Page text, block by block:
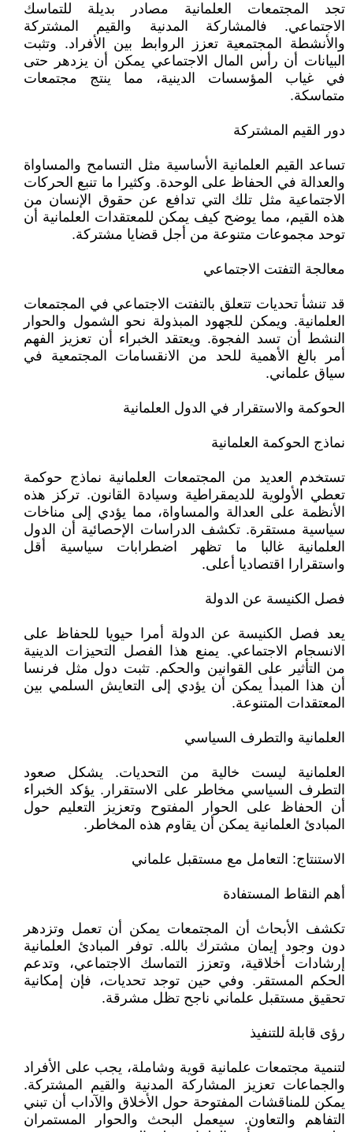
تجد المجتمعات العلمانية مصادر بديلة للتماسك
الاجتماعي. فالمشاركة المدنية والقيم المشتركة
والأنشطة المجتمعية تعزز الروابط بين الأفراد. وتثبت
البيانات أن رأس المال الاجتماعي يمكن أن يزدهر حتى
في غياب المؤسسات الدينية، مما ينتج مجتمعات
متماسكة.
دور القيم المشتركة
تساعد القيم العلمانية الأساسية مثل التسامح والمساواة
والعدالة في الحفاظ على الوحدة. وكثيرا ما تنبع الحركات
الاجتماعية مثل تلك التي تدافع عن حقوق الإنسان من
هذه القيم، مما يوضح كيف يمكن للمعتقدات العلمانية أن
توحد مجموعات متنوعة من أجل قضايا مشتركة.
معالجة التفتت الاجتماعي
قد تنشأ تحديات تتعلق بالتفتت الاجتماعي في المجتمعات
العلمانية. ويمكن للجهود المبذولة نحو الشمول والحوار
النشط أن تسد الفجوة. ويعتقد الخبراء أن تعزيز الفهم
أمر بالغ الأهمية للحد من الانقسامات المجتمعية في
سياق علماني.
الحوكمة والاستقرار في الدول العلمانية
نماذج الحوكمة العلمانية
تستخدم العديد من المجتمعات العلمانية نماذج حوكمة
تعطي الأولوية للديمقراطية وسيادة القانون. تركز هذه
الأنظمة على العدالة والمساواة، مما يؤدي إلى مناخات
سياسية مستقرة. تكشف الدراسات الإحصائية أن الدول
العلمانية غالبا ما تظهر اضطرابات سياسية أقل
واستقرارا اقتصاديا أعلى.
فصل الكنيسة عن الدولة
يعد فصل الكنيسة عن الدولة أمرا حيويا للحفاظ على
الانسجام الاجتماعي. يمنع هذا الفصل التحيزات الدينية
من التأثير على القوانين والحكم. تثبت دول مثل فرنسا
أن هذا المبدأ يمكن أن يؤدي إلى التعايش السلمي بين
المعتقدات المتنوعة.
العلمانية والتطرف السياسي
العلمانية ليست خالية من التحديات. يشكل صعود
التطرف السياسي مخاطر على الاستقرار. يؤكد الخبراء
أن الحفاظ على الحوار المفتوح وتعزيز التعليم حول
المبادئ العلمانية يمكن أن يقاوم هذه المخاطر.
الاستنتاج: التعامل مع مستقبل علماني
أهم النقاط المستفادة
تكشف الأبحاث أن المجتمعات يمكن أن تعمل وتزدهر
دون وجود إيمان مشترك بالله. توفر المبادئ العلمانية
إرشادات أخلاقية، وتعزز التماسك الاجتماعي، وتدعم
الحكم المستقر. وفي حين توجد تحديات، فإن إمكانية
تحقيق مستقبل علماني ناجح تظل مشرقة.
رؤى قابلة للتنفيذ
لتنمية مجتمعات علمانية قوية وشاملة، يجب على الأفراد
والجماعات تعزيز المشاركة المدنية والقيم المشتركة.
يمكن للمناقشات المفتوحة حول الأخلاق والآداب أن تبني
التفاهم والتعاون. سيعمل البحث والحوار المستمران